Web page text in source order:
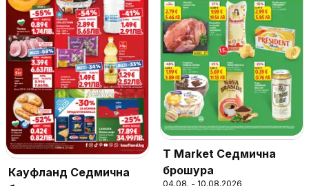
Кауфланд Седмична
T Market Седмична
брошура
04.08. - 10.08.2026